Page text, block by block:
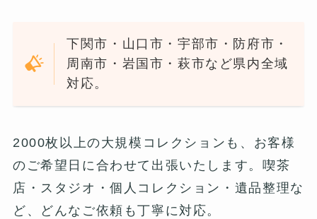
下関市・山口市・宇部市・防府市・
周南市・岩国市・萩市など県内全域
対応。
2000枚以上の大規模コレクションも、お客様
のご希望日に合わせて出張いたします。喫茶
店・スタジオ・個人コレクション・遺品整理な
ど、どんなご依頼も丁寧に対応。